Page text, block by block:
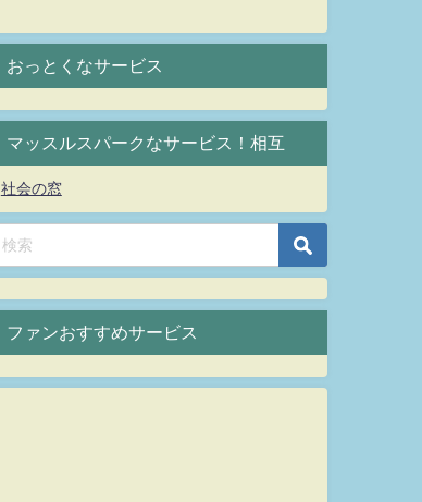
おっとくなサービス
マッスルスパークなサービス！相互
社会の窓
ファンおすすめサービス